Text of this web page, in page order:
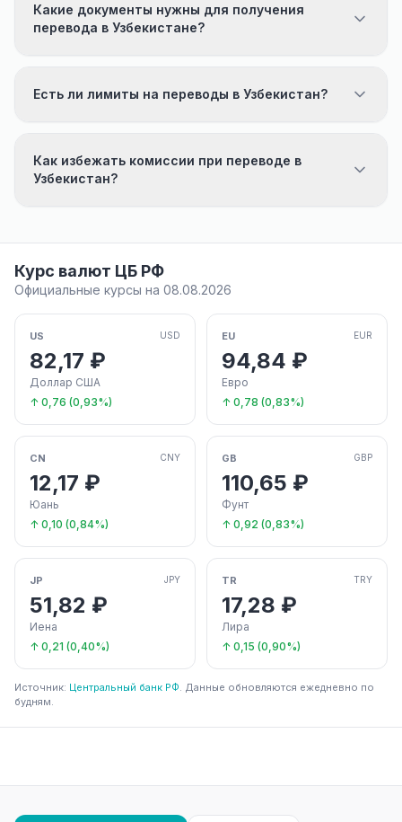
Какие документы нужны для получения
перевода в Узбекистане?
Есть ли лимиты на переводы в Узбекистан?
Как избежать комиссии при переводе в
Узбекистан?
Курс валют ЦБ РФ
Официальные курсы на 08.08.2026
US USD
82,17 ₽
Доллар США
↑ 0,76 (0,93%)
EU EUR
94,84 ₽
Евро
↑ 0,78 (0,83%)
CN CNY
12,17 ₽
Юань
↑ 0,10 (0,84%)
GB GBP
110,65 ₽
Фунт
↑ 0,92 (0,83%)
JP JPY
51,82 ₽
Иена
↑ 0,21 (0,40%)
TR TRY
17,28 ₽
Лира
↑ 0,15 (0,90%)
Источник: Центральный банк РФ. Данные обновляются ежедневно по
будням.